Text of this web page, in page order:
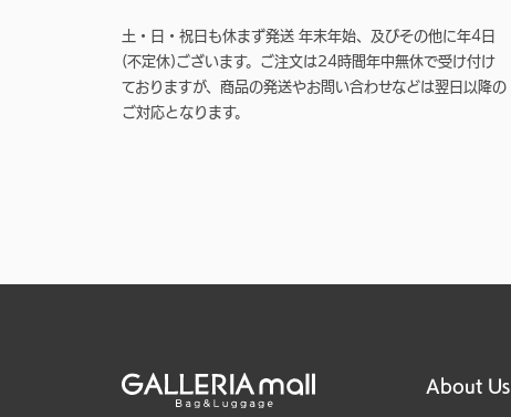
土・日・祝日も休まず発送 年末年始、及びその他に年4日
(不定休)ございます。ご注文は24時間年中無休で受け付け
ておりますが、商品の発送やお問い合わせなどは翌日以降の
ご対応となります。
About Us